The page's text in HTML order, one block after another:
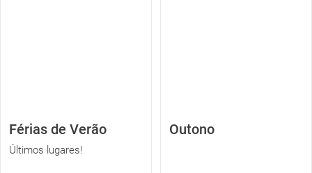
Férias de Verão
Últimos lugares!
Outono